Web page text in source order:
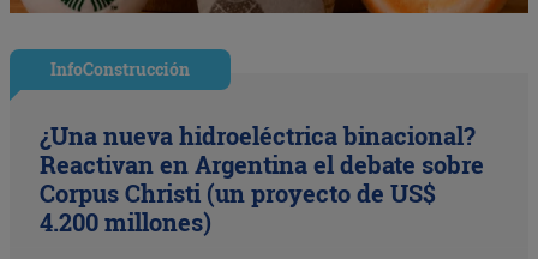
InfoConstrucción
¿Una nueva hidroeléctrica binacional?
Reactivan en Argentina el debate sobre
Corpus Christi (un proyecto de US$
4.200 millones)